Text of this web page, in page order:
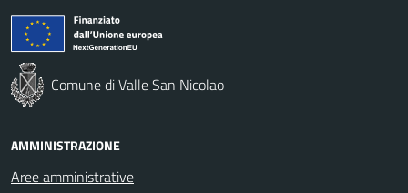
Comune di Valle San Nicolao
AMMINISTRAZIONE
Aree amministrative